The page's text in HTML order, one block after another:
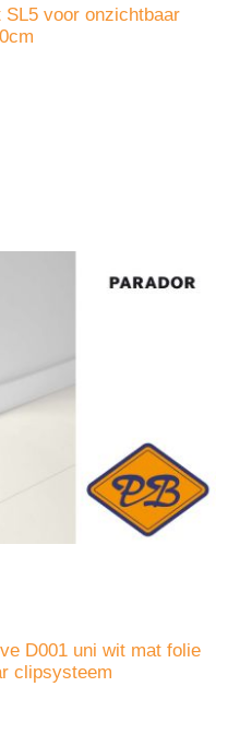
voor onzichtbaar
D001 uni wit mat folie
clipsysteem